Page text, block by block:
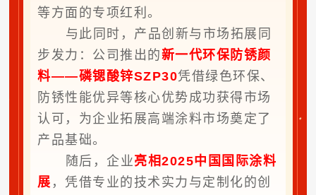
等方面的专项红利。
与此同时，产品创新与市场拓展同
步发力：公司推出的新一代环保防锈颜
料——磷锶酸锌SZP30凭借绿色环保、
防锈性能优异等核心优势成功获得市场
认可，为企业拓展高端涂料市场奠定了
产品基础。
随后，企业亮相2025中国国际涂料
展 ，凭借专业的技术实力与定制化的创